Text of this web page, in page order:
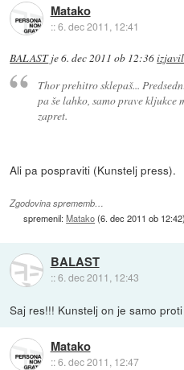
Matako
::6. dec 2011, 12:41
BALASTje6. dec 2011 ob 12:36izjavil
Thor prehitro sklepaš...
pa še lahko, samo prave
zapret.
Ali pa pospraviti (Kunstelj press).
Zgodovina sprememb…
spremenil:Matako(6. dec 2011 ob 12:42)
BALAST
::6. dec 2011, 12:43
Saj res!!! Kunstelj on je samo
Matako
::6. dec 2011, 12:47